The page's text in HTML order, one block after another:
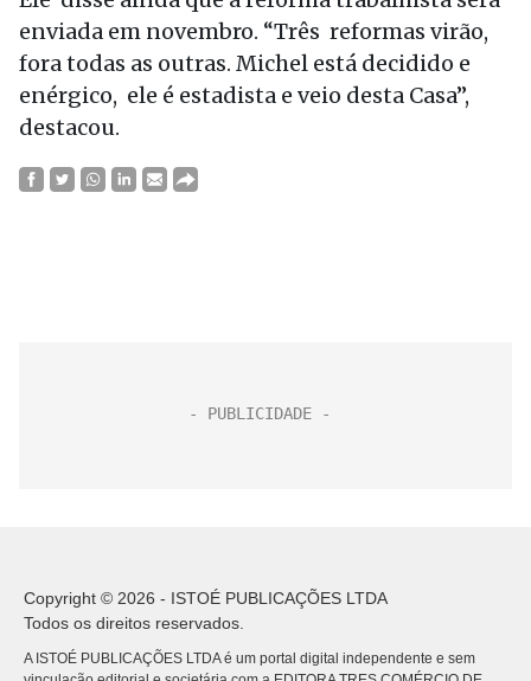
enviada em novembro. “Três reformas virão,
fora todas as outras. Michel está decidido e
enérgico, ele é estadista e veio desta Casa”,
destacou.
Copyright © 2026 - ISTOÉ PUBLICAÇÕES LTDA
Todos os direitos reservados.
A ISTOÉ PUBLICAÇÕES LTDA é um portal digital independente e sem